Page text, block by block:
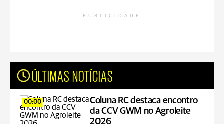
PUBLICIDADE
ÚLTIMAS NOTÍCIAS
00:00
Coluna RC destaca encontro
da CCV GWM no Agroleite
2026